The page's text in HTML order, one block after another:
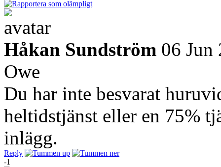
Håkan Sundström 06 Jun
Owe
Du har inte besvarat
heltidstjänst eller en 75%
inlägg.
Reply
-1